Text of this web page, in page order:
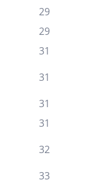
29
29
31
31
31
31
32
33